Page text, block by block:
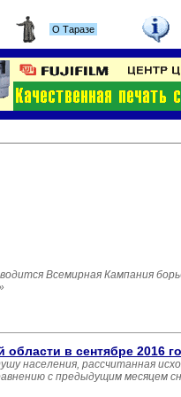
О Таразе
Всемирная Кампания
в сентябре 2016
населения, рассчитанная
с предыдущим месяцем